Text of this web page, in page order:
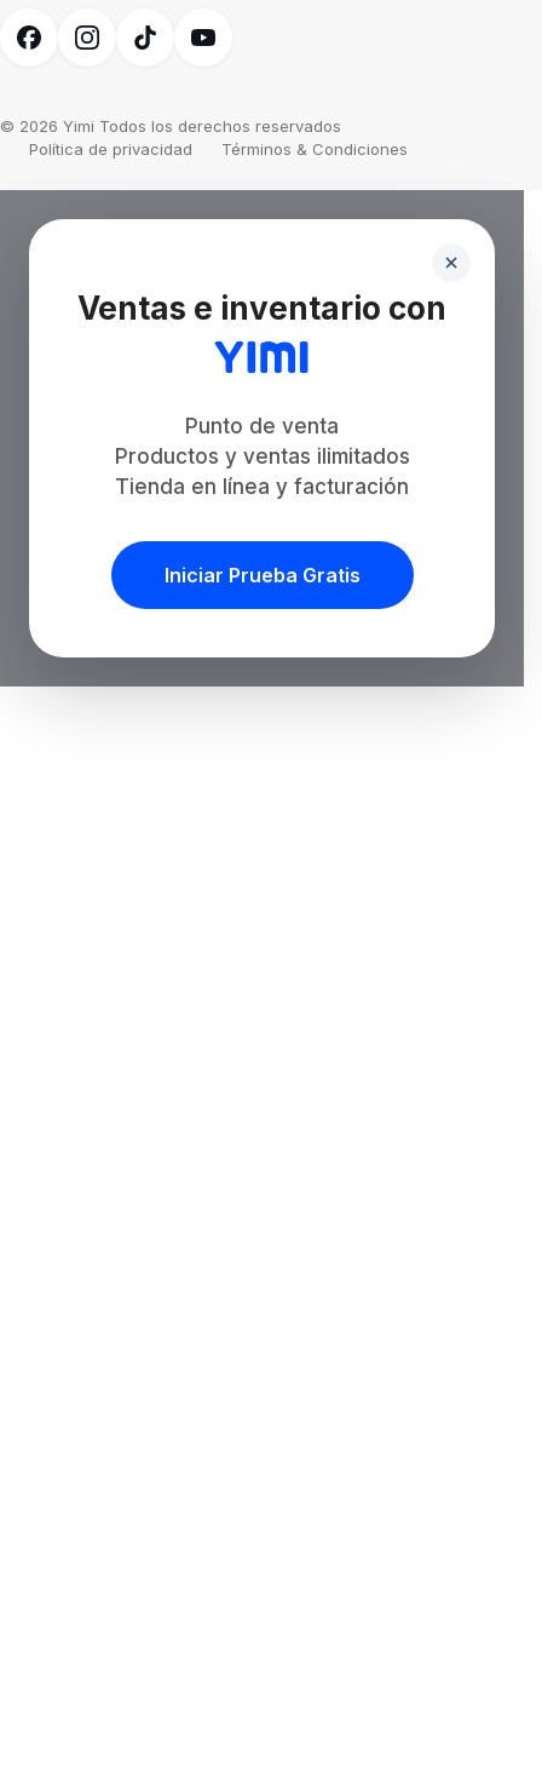
© 2026 Yimi Todos los derechos reservados
Política de privacidad
Términos & Condiciones
Ventas e inventario con
Punto de venta
Productos y ventas ilimitados
Tienda en línea y facturación
Iniciar Prueba Gratis